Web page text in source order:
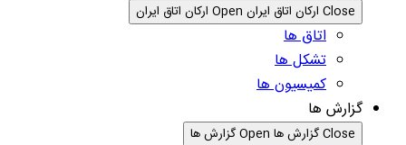
Close ارکان اتاق ایران Open ارکان اتاق ایران
اتاق ها
تشکل ها
کمیسیون ها
گزارش ها
Close گزارش ها Open گزارش ها